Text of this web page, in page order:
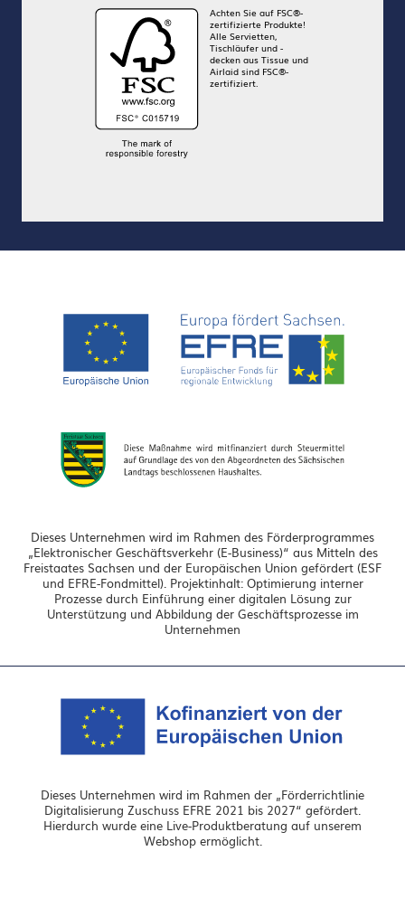
Achten Sie auf FSC®-
zertifizierte Produkte!
Alle Servietten,
Tischläufer und -
decken aus Tissue und
Airlaid sind FSC®-
zertifiziert.
Dieses Unternehmen wird im Rahmen des Förderprogrammes
„Elektronischer Geschäftsverkehr (E-Business)“ aus Mitteln des
Freistaates Sachsen und der Europäischen Union gefördert (ESF
und EFRE-Fondmittel). Projektinhalt: Optimierung interner
Prozesse durch Einführung einer digitalen Lösung zur
Unterstützung und Abbildung der Geschäftsprozesse im
Unternehmen
Dieses Unternehmen wird im Rahmen der „Förderrichtlinie
Digitalisierung Zuschuss EFRE 2021 bis 2027“ gefördert.
Hierdurch wurde eine Live-Produktberatung auf unserem
Webshop ermöglicht.